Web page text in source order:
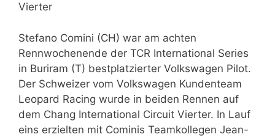
Vierter
Stefano Comini (CH) war am achten
Rennwochenende der TCR International Series
in Buriram (T) bestplatzierter Volkswagen Pilot.
Der Schweizer vom Volkswagen Kundenteam
Leopard Racing wurde in beiden Rennen auf
dem Chang International Circuit Vierter. In Lauf
eins erzielten mit Cominis Teamkollegen Jean-